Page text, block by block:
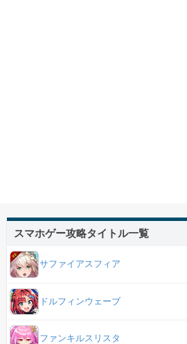
スマホゲー攻略タイトル一覧
サファイアスフィア
ドルフィンウェーブ
ファンキルスリスタ